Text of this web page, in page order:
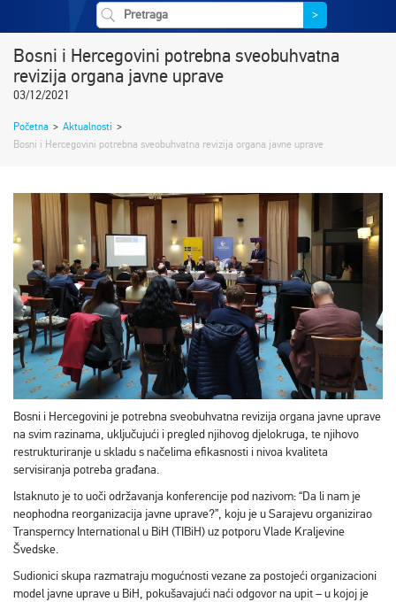
>
Bosni i Hercegovini potrebna sveobuhvatna
revizija organa javne uprave
03/12/2021
Početna > Aktualnosti >
Bosni i Hercegovini potrebna sveobuhvatna revizija organa javne uprave
Bosni i Hercegovini je potrebna sveobuhvatna revizija organa javne uprave
na svim razinama, uključujući i pregled njihovog djelokruga, te njihovo
restrukturiranje u skladu s načelima efikasnosti i nivoa kvaliteta
servisiranja potreba građana.
Istaknuto je to uoči održavanja konferencije pod nazivom: “Da li nam je
neophodna reorganizacija javne uprave?”, koju je u Sarajevu organizirao
Transperncy International u BiH (TIBiH) uz potporu Vlade Kraljevine
Švedske.
Sudionici skupa razmatraju mogućnosti vezane za postojeći organizacioni
model javne uprave u BiH, pokušavajući naći odgovor na upit – u kojoj je